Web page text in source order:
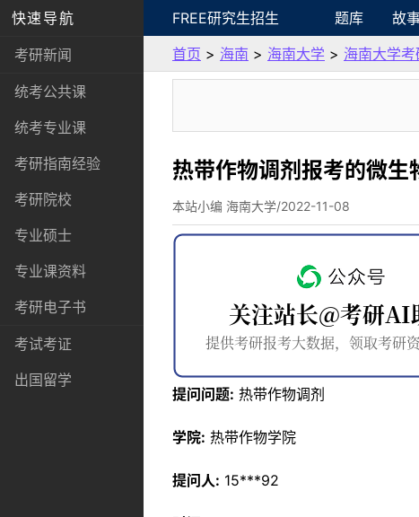
快速导航
考研新闻
统考公共课
统考专业课
考研指南经验
考研院校
专业硕士
专业课资料
考研电子书
考试考证
出国留学
FREE研究生招生 题库 故
首页 > 海南 > 海南大学 > 海南大学
热带作物调剂报考的微
本站小编 海南大学/2022-11-08
提问问题: 热带作物调剂
学院: 热带作物学院
提问人: 15***92